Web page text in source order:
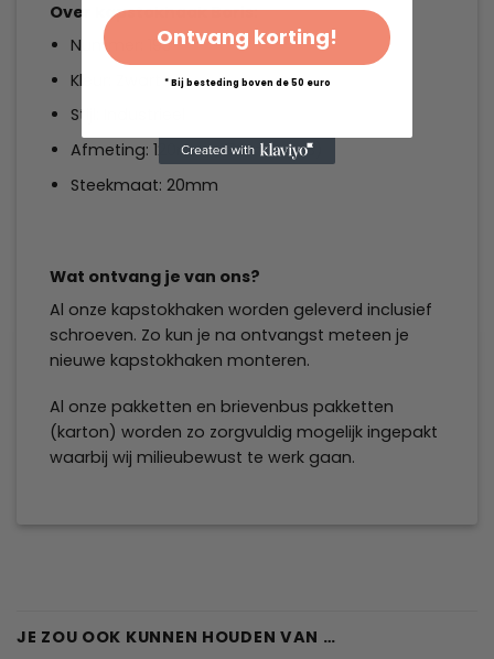
Over kapstokhaak Boris:
Nummer: 193
Kleur: Zwart
Stijl: Industrieel
Afmeting: 120mm x 70mm (LxB)
Steekmaat: 20mm
Wat ontvang je van ons?
Al onze kapstokhaken worden geleverd inclusief
schroeven. Zo kun je na ontvangst meteen je
nieuwe kapstokhaken monteren.
Al onze pakketten en brievenbus pakketten
(karton) worden zo zorgvuldig mogelijk ingepakt
waarbij wij milieubewust te werk gaan.
JE ZOU OOK KUNNEN HOUDEN VAN …
Ontvang korting!
* Bij besteding boven de 50 euro